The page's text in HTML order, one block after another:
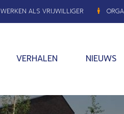
WERKEN ALS VRIJWILLIGER
VERHALEN NIEUWS